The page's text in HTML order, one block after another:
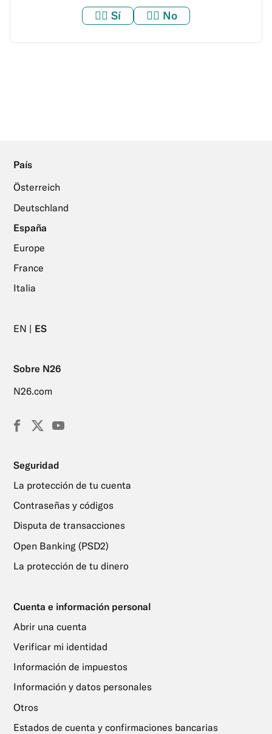
👍🏼Sí 👎🏼 No
País
Österreich
Deutschland
España
Europe
France
Italia
EN ES
Sobre N26
N26.com
Facebook
X
YouTube
Seguridad
La protección de tu cuenta
Contraseñas y códigos
Disputa de transacciones
Open Banking (PSD2)
La protección de tu dinero
Cuenta e información personal
Abrir una cuenta
Verificar mi identidad
Información de impuestos
Información y datos personales
Otros
Estados de cuenta y confirmaciones bancarias